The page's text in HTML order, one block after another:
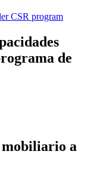
de
mobiliario a